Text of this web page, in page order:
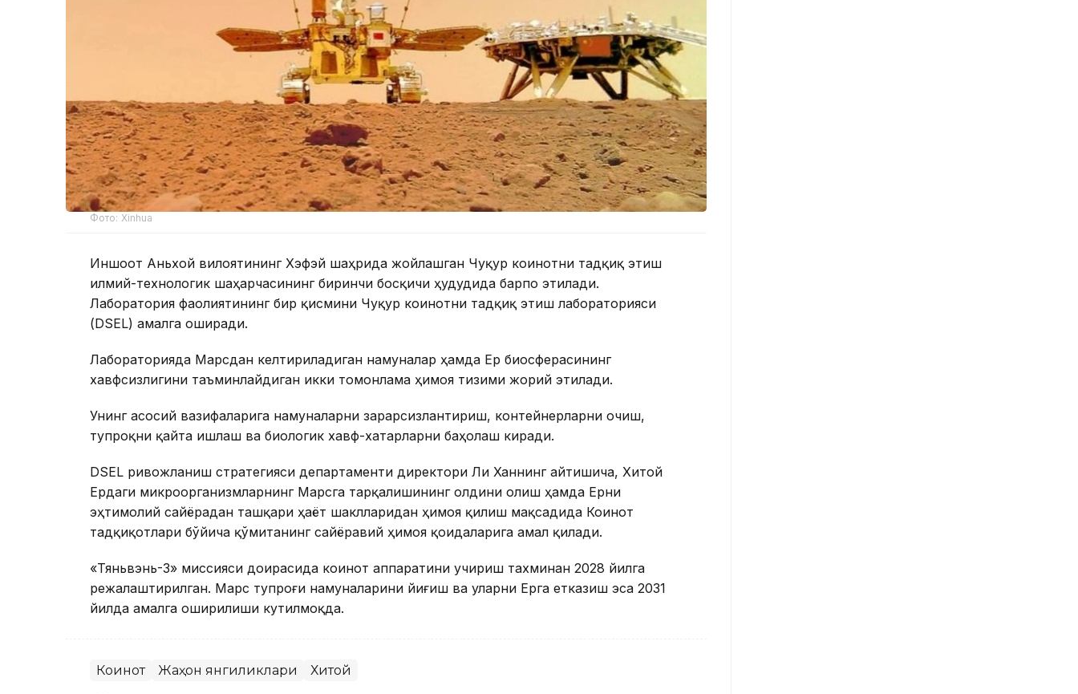
Фото: Xinhua
Иншоот Аньхой вилоятининг Хэфэй шаҳрида жойлашган Чуқур коинотни тадқиқ этиш
илмий-технологик шаҳарчасининг биринчи босқичи ҳудудида барпо этилади.
Лаборатория фаолиятининг бир қисмини Чуқур коинотни тадқиқ этиш лабораторияси
(DSEL) амалга оширади.
Лабораторияда Марсдан келтириладиган намуналар ҳамда Ер биосферасининг
хавфсизлигини таъминлайдиган икки томонлама ҳимоя тизими жорий этилади.
Унинг асосий вазифаларига намуналарни зарарсизлантириш, контейнерларни очиш,
тупроқни қайта ишлаш ва биологик хавф-хатарларни баҳолаш киради.
DSEL ривожланиш стратегияси департаменти директори Ли Ханнинг айтишича, Хитой
Ердаги микроорганизмларнинг Марсга тарқалишининг олдини олиш ҳамда Ерни
эҳтимолий сайёрадан ташқари ҳаёт шаклларидан ҳимоя қилиш мақсадида Коинот
тадқиқотлари бўйича қўмитанинг сайёравий ҳимоя қоидаларига амал қилади.
«Тяньвэнь-3» миссияси доирасида коинот аппаратини учириш тахминан 2028 йилга
режалаштирилган. Марс тупроғи намуналарини йиғиш ва уларни Ерга етказиш эса 2031
йилда амалга оширилиши кутилмоқда.
Коинот Жаҳон янгиликлари Хитой